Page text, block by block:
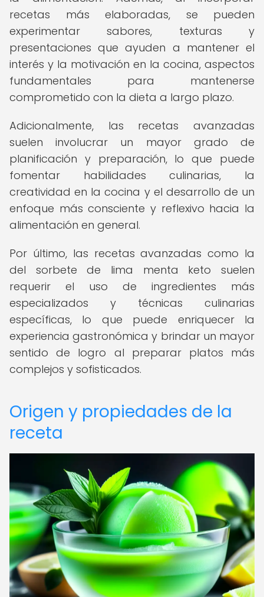
recetas más elaboradas, se pueden
experimentar sabores, texturas y
presentaciones que ayuden a mantener el
interés y la motivación en la cocina, aspectos
fundamentales para mantenerse
comprometido con la dieta a largo plazo.
Adicionalmente, las recetas avanzadas
suelen involucrar un mayor grado de
planificación y preparación, lo que puede
fomentar habilidades culinarias, la
creatividad en la cocina y el desarrollo de un
enfoque más consciente y reflexivo hacia la
alimentación en general.
Por último, las recetas avanzadas como la
del sorbete de lima menta keto suelen
requerir el uso de ingredientes más
especializados y técnicas culinarias
específicas, lo que puede enriquecer la
experiencia gastronómica y brindar un mayor
sentido de logro al preparar platos más
complejos y sofisticados.
Origen y propiedades de la
receta